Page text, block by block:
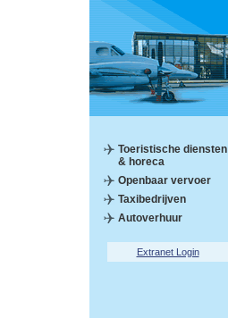
Toeristische diensten
& horeca
Openbaar vervoer
Taxibedrijven
Autoverhuur
Extranet Login